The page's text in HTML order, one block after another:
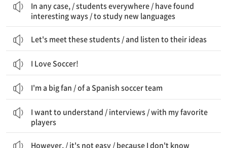
In any case, / students everywhere / have found
interesting ways / to study new languages
Let's meet these students / and listen to their ideas
I Love Soccer!
I'm a big fan / of a Spanish soccer team
I want to understand / interviews / with my favorite
players
However, / it's not easy / because I don't know